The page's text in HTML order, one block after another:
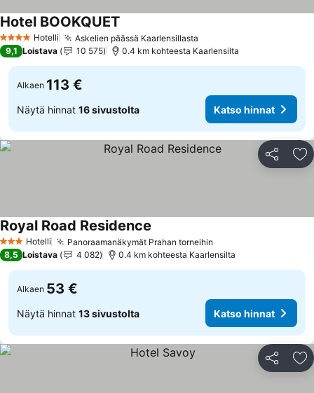
4 Tähtiluokitus
Hotelli Askelien päässä Kaarlensillasta
Hotel BOOKQUET
9,1 Loistava 10 575 0.4 km kohteesta Kaarlensilta
Alkaen 113 €
Näytä hinnat 16 sivustolta Katso hinnat
Jaa
3 Tähtiluokitus
Hotelli Panoraamanäkymät Prahan torneihin
Royal Road Residence
8,5 Loistava 4 082 0.4 km kohteesta Kaarlensilta
Alkaen 53 €
Näytä hinnat 13 sivustolta Katso hinnat
Jaa